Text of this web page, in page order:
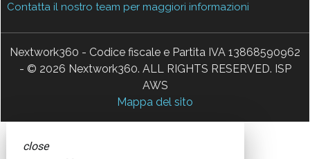
Contatta il nostro team per maggiori informazioni
Nextwork360 - Codice fiscale e Partita IVA 13868590962
- © 2026 Nextwork360. ALL RIGHTS RESERVED. ISP
AWS
Mappa del sito
close